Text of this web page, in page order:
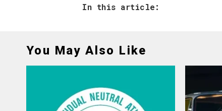
In this article:
You May Also Like